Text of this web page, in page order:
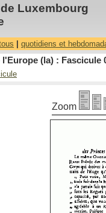
Luxembourg
quotidiens et
(la) : Fascicule
Zoom